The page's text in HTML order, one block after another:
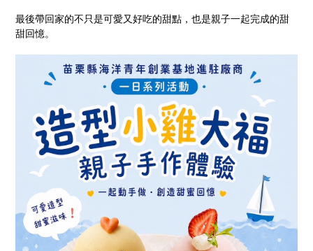
最後帶回家的不只是可愛又好吃的甜點，也是親子一起完成的甜
甜回憶。